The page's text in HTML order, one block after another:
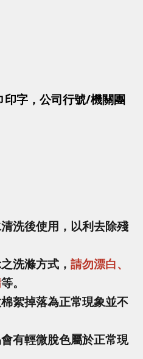
字，公司行號/機關團
洗後使用，以利去除殘
洗滌方式， 請勿漂白、
等。
絮掉落為正常現象並不
有輕微脫色屬於正常現